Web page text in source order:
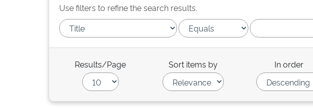
Use filters to refine the search results.
Results/Page Sort items by In order